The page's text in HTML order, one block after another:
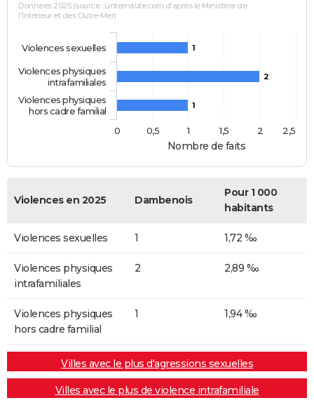
Nombre de faits
Données 2025 (source : Linternaute.com d'après le Ministère de
l'Intérieur et des Outre-Mer)
1
2
1
Violences sexuelles
Violences physiques
intrafamiliales
Violences physiques
hors cadre familial
0
0,5 1 1,5 2 2,5
Violences en 2025 Dambenois
Pour 1 000
habitants
Violences sexuelles 1 1,72 ‰
Violences physiques
intrafamiliales
2 2,89 ‰
Violences physiques
hors cadre familial
1 1,94 ‰
Villes avec le plus d'agressions sexuelles
Villes avec le plus de violence intrafamiliale